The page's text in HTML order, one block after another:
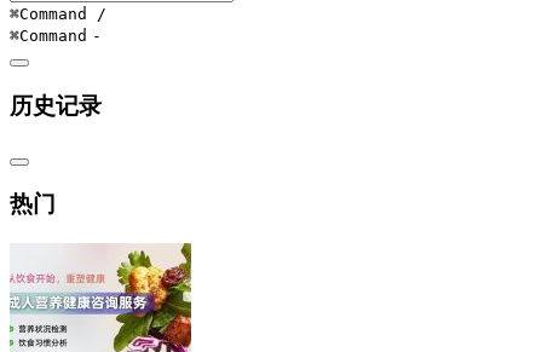
⌘Command /
⌘Command -
历史记录
热门